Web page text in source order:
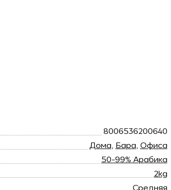
8006536200640
Дома Бара Офиса
50-99% Арабика
2kg
Средняя